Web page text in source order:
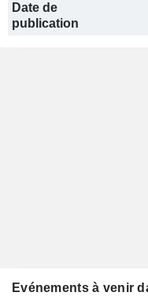
Date de
publication
Evénements à venir